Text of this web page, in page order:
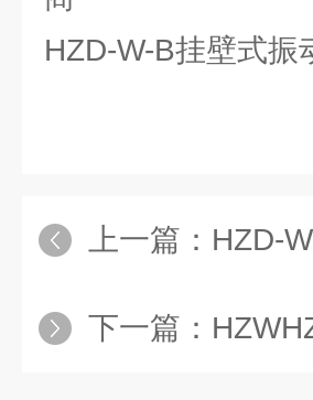
HZD-W-B挂壁式振
上一篇： HZD-
下一篇：